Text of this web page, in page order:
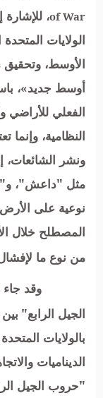
of War،
الولايات
الأوسط،
أوسط جديد»،
الفعلي للأراضي
النظامية،
ونشر الشائعات،
مثل "داعش"،
نوعية على
المصطلح خلال
من نوع ما
وقد
الجيل الرابع"
بالولايات
الديناميات
"حروب الجيل